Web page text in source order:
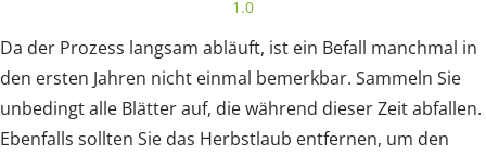
1.0
Da der Prozess langsam abläuft, ist ein Befall manchmal in
den ersten Jahren nicht einmal bemerkbar. Sammeln Sie
unbedingt alle Blätter auf, die während dieser Zeit abfallen.
Ebenfalls sollten Sie das Herbstlaub entfernen, um den